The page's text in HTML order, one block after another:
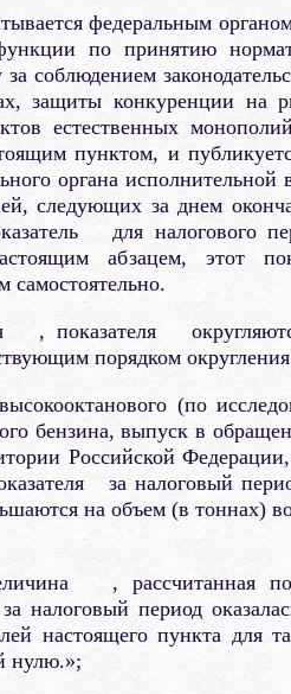
федеральным
по принятию
соблюдением
защиты конкуренции на
естественных
пунктом, и
органа исполнительной
следующих за днем
для налогового
абзацем, этот
самостоятельно.
, показателя
порядком
(по
бензина, выпуск в
Российской
за налоговый
на объем (в тоннах)
, рассчитанная
налоговый период
настоящего пункта для
нулю.»;